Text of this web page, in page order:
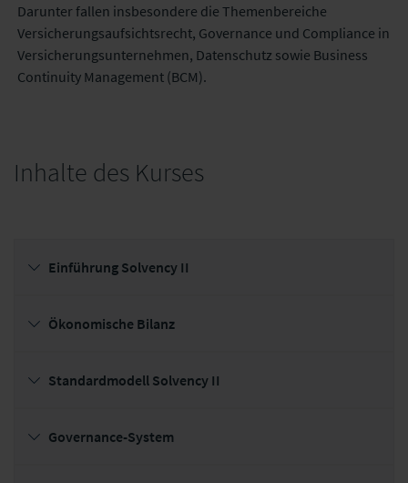
Darunter fallen insbesondere die Themenbereiche
Versicherungsaufsichtsrecht, Governance und Compliance in
Versicherungsunternehmen, Datenschutz sowie Business
Continuity Management (BCM).
Inhalte des Kurses
Einführung Solvency II
Ökonomische Bilanz
Standardmodell Solvency II
Governance-System